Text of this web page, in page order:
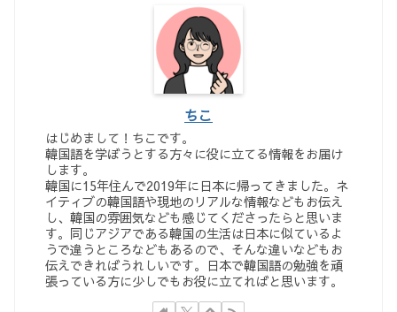
ちこ
はじめまして！ちこです。
韓国語を学ぼうとする方々に役に立てる情報をお届け
します。
韓国に15年住んで2019年に日本に帰ってきました。ネ
イティブの韓国語や現地のリアルな情報などもお伝え
し、韓国の雰囲気なども感じてくださったらと思いま
す。同じアジアである韓国の生活は日本に似ているよ
うで違うところなどもあるので、そんな違いなどもお
伝えできればうれしいです。日本で韓国語の勉強を頑
張っている方に少しでもお役に立てればと思います。